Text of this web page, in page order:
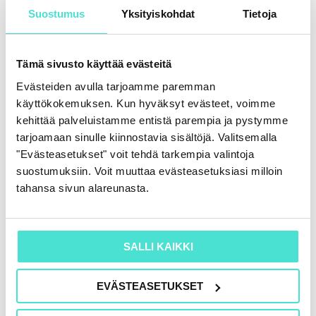
Suostumus Yksityiskohdat Tietoja
Tämä sivusto käyttää evästeitä
Evästeiden avulla tarjoamme paremman
käyttökokemuksen. Kun hyväksyt evästeet, voimme
kehittää palveluistamme entistä parempia ja pystymme
tarjoamaan sinulle kiinnostavia sisältöjä. Valitsemalla
"Evästeasetukset" voit tehdä tarkempia valintoja
suostumuksiin. Voit muuttaa evästeasetuksiasi milloin
tahansa sivun alareunasta.
SALLI KAIKKI
EVÄSTEASETUKSET